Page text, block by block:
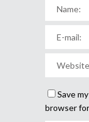
Save
browser